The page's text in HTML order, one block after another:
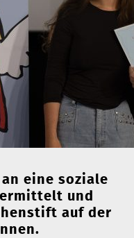
eine soziale
und
auf der